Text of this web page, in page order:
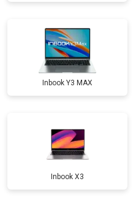
от 3990 ₽ Заказать
Inbook Y3 MAX
Inbook X3